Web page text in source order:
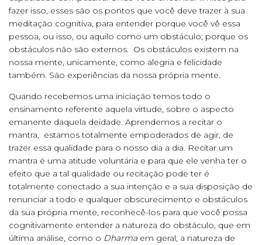
fazer isso, esses são os pontos que você deve trazer à sua
meditação cognitiva, para entender porque você vê essa
pessoa, ou isso, ou aquilo como um obstáculo; porque os
obstáculos não são externos. Os obstáculos existem na
nossa mente, unicamente, como alegria e felicidade
também. São experiências da nossa própria mente.
Quando recebemos uma iniciação temos todo o
ensinamento referente aquela virtude, sobre o aspecto
emanente daquela deidade. Aprendemos a recitar o
mantra, estamos totalmente empoderados de agir, de
trazer essa qualidade para o nosso dia a dia. Recitar um
mantra é uma atitude voluntária e para que ele venha ter o
efeito que a tal qualidade ou recitação pode ter é
totalmente conectado a sua intenção e a sua disposição de
renunciar a todo e qualquer obscurecimento e obstáculos
da sua própria mente, reconhecê-los para que você possa
cognitivamente entender a natureza do obstáculo, que em
última análise, como o Dharma em geral, a natureza de